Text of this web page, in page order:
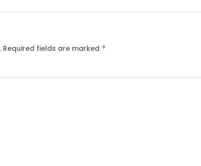
Required fields are marked *